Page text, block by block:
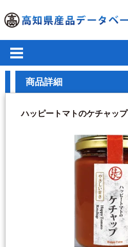
商品詳細
ハッピートマトのケチャップ